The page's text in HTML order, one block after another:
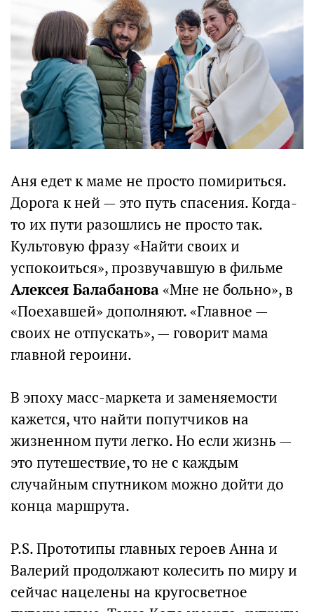
Аня едет к маме не просто помириться.
Дорога к ней — это путь спасения. Когда-
то их пути разошлись не просто так.
Культовую фразу «Найти своих и
успокоиться», прозвучавшую в фильме
Алексея Балабанова«Мне не больно», в
«Поехавшей» дополняют. «Главное —
своих не отпускать», — говорит мама
главной героини.
В эпоху масс-маркета и заменяемости
кажется, что найти попутчиков на
жизненном пути легко. Но если жизнь —
это путешествие, то не с каждым
случайным спутником можно дойти до
конца маршрута.
P.S. Прототипы главных героев Анна и
Валерий продолжают колесить по миру и
сейчас нацелены на кругосветное